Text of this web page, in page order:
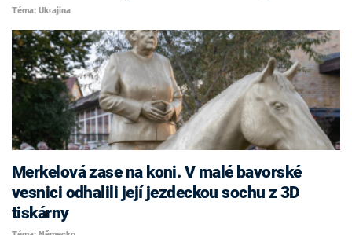
Téma: Ukrajina
Merkelová zase na koni. V malé bavorské
vesnici odhalili její jezdeckou sochu z 3D
tiskárny